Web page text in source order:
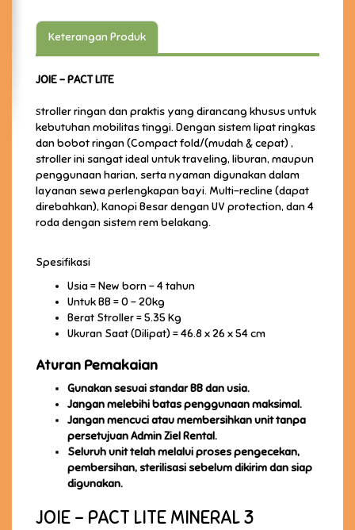
Keterangan Produk
JOIE - PACT LITE
Stroller ringan dan praktis yang dirancang khusus untuk
kebutuhan mobilitas tinggi. Dengan sistem lipat ringkas
dan bobot ringan (Compact fold/(mudah & cepat) ,
stroller ini sangat ideal untuk traveling, liburan, maupun
penggunaan harian, serta nyaman digunakan dalam
layanan sewa perlengkapan bayi. Multi-recline (dapat
direbahkan), Kanopi Besar dengan UV protection, dan 4
roda dengan sistem rem belakang.
Spesifikasi
Usia = New born – 4 tahun
Untuk BB = 0 - 20kg
Berat Stroller = 5.35 Kg
Ukuran Saat (Dilipat) = 46.8 x 26 x 54 cm
Aturan Pemakaian
Gunakan sesuai standar BB dan usia.
Jangan melebihi batas penggunaan maksimal.
Jangan mencuci atau membersihkan unit tanpa
persetujuan Admin Ziel Rental.
Seluruh unit telah melalui proses pengecekan,
pembersihan, sterilisasi sebelum dikirim dan siap
digunakan.
JOIE - PACT LITE MINERAL 3